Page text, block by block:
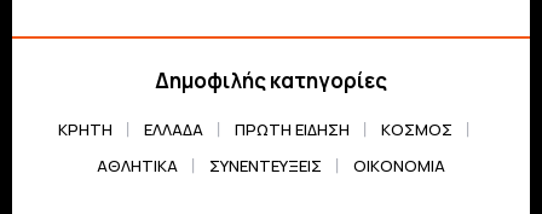
Δημοφιλής κατηγορίες
ΚΡΗΤΗ ΕΛΛΆΔΑ ΠΡΏΤΗ ΕΊΔΗΣΗ
ΚΌΣΜΟΣ
ΑΘΛΗΤΙΚΆ
ΣΥΝΕΝΤΕΎΞΕΙΣ ΟΙΚΟΝΟΜΊΑ